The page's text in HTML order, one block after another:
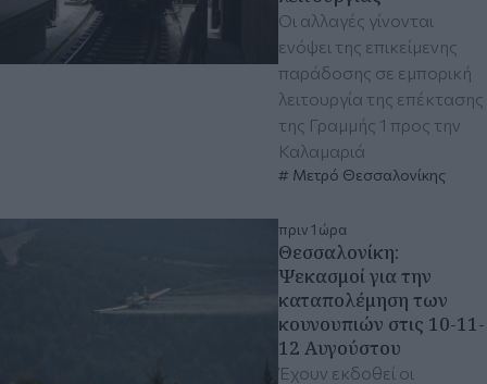
Οι αλλαγές γίνονται
ενόψει της επικείμενης
παράδοσης σε εμπορική
λειτουργία της επέκτασης
της Γραμμής 1 προς την
Καλαμαριά
Μετρό Θεσσαλονίκης
πριν 1 ώρα
Θεσσαλονίκη:
Ψεκασμοί για την
καταπολέμηση των
κουνουπιών στις 10-11-
12 Αυγούστου
Έχουν εκδοθεί οι